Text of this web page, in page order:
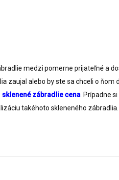
medzi pomerne prijateľné a
zaujal alebo by ste sa chceli o ňom
sklenené zábradlie cena. Prípadne
takéhoto skleneného zábradlia.